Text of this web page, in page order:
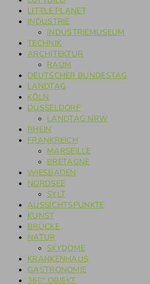
LITTLE PLANET
INDUSTRIE
INDUSTRIEMUSEUM
TECHNIK
ARCHITEKTUR
RAUM
DEUTSCHER BUNDESTAG
LANDTAG
KÖLN
DÜSSELDORF
LANDTAG NRW
RHEIN
FRANKREICH
MARSEILLE
BRETAGNE
WIESBADEN
NORDSEE
SYLT
AUSSICHTSPUNKTE
KUNST
BRÜCKE
NATUR
SKYDOME
KRANKENHAUS
GASTRONOMIE
360° OBJEKT